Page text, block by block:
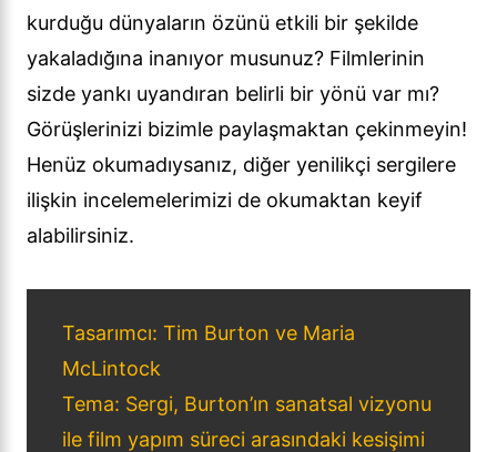
kurduğu dünyaların özünü etkili bir şekilde
yakaladığına inanıyor musunuz? Filmlerinin
sizde yankı uyandıran belirli bir yönü var mı?
Görüşlerinizi bizimle paylaşmaktan çekinmeyin!
Henüz okumadıysanız, diğer yenilikçi sergilere
ilişkin incelemelerimizi de okumaktan keyif
alabilirsiniz.
Tasarımcı: Tim Burton ve Maria
McLintock
Tema: Sergi, Burton’ın sanatsal vizyonu
ile film yapım süreci arasındaki kesişimi